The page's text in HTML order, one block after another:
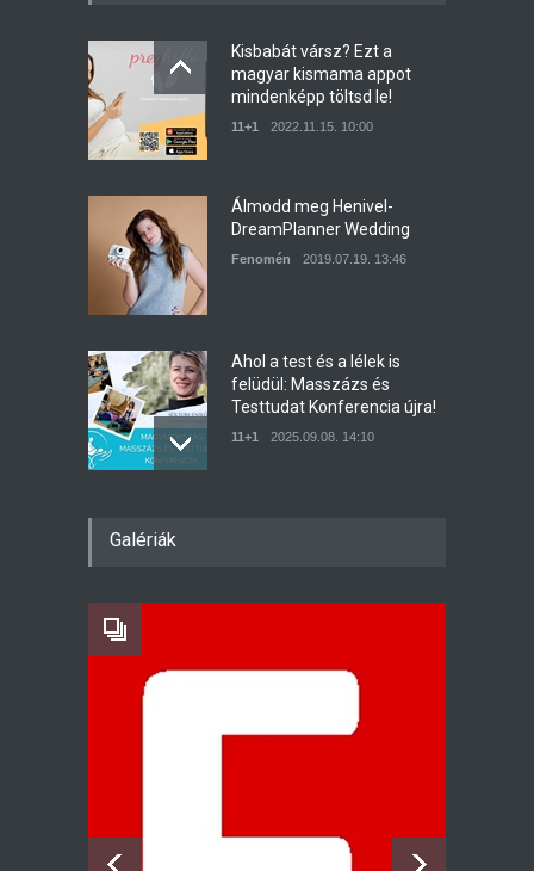
Kisbabát vársz? Ezt a
magyar kismama appot
mindenképp töltsd le!
11+1 2022.11.15. 10:00
Álmodd meg Henivel-
DreamPlanner Wedding
Fenomén 2019.07.19. 13:46
Ahol a test és a lélek is
felüdül: Masszázs és
Testtudat Konferencia újra!
11+1 2025.09.08. 14:10
Meg tud változni egy
2024.10.07. 08:55
Galériák